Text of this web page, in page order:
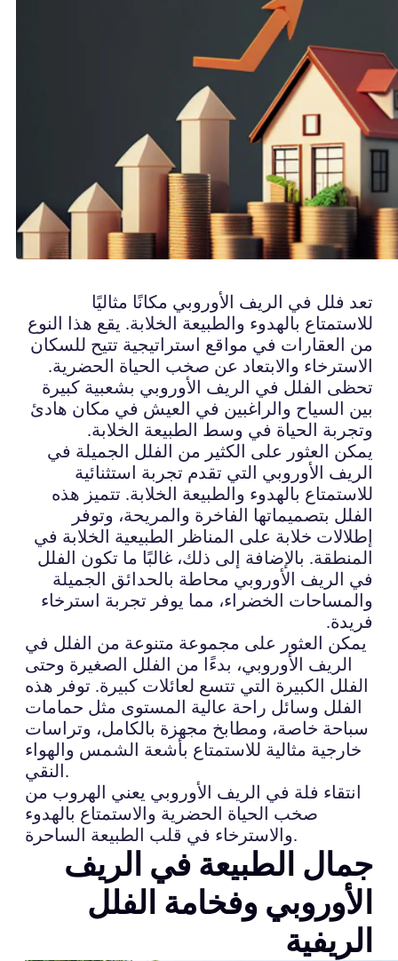
تعد فلل في الريف الأوروبي مكانًا مثاليًا
للاستمتاع بالهدوء والطبيعة الخلابة. يقع هذا النوع
من العقارات في مواقع استراتيجية تتيح للسكان
الاسترخاء والابتعاد عن صخب الحياة الحضرية.
تحظى الفلل في الريف الأوروبي بشعبية كبيرة
بين السياح والراغبين في العيش في مكان هادئ
وتجربة الحياة في وسط الطبيعة الخلابة.
يمكن العثور على الكثير من الفلل الجميلة في
الريف الأوروبي التي تقدم تجربة استثنائية
للاستمتاع بالهدوء والطبيعة الخلابة. تتميز هذه
الفلل بتصميماتها الفاخرة والمريحة، وتوفر
إطلالات خلابة على المناظر الطبيعية الخلابة في
المنطقة. بالإضافة إلى ذلك، غالبًا ما تكون الفلل
في الريف الأوروبي محاطة بالحدائق الجميلة
والمساحات الخضراء، مما يوفر تجربة استرخاء
فريدة.
يمكن العثور على مجموعة متنوعة من الفلل في
الريف الأوروبي، بدءًا من الفلل الصغيرة وحتى
الفلل الكبيرة التي تتسع لعائلات كبيرة. توفر هذه
الفلل وسائل راحة عالية المستوى مثل حمامات
سباحة خاصة، ومطابخ مجهزة بالكامل، وتراسات
خارجية مثالية للاستمتاع بأشعة الشمس والهواء
النقي.
انتقاء فلة في الريف الأوروبي يعني الهروب من
صخب الحياة الحضرية والاستمتاع بالهدوء
والاسترخاء في قلب الطبيعة الساحرة.
جمال الطبيعة في الريف
الأوروبي وفخامة الفلل
الريفية